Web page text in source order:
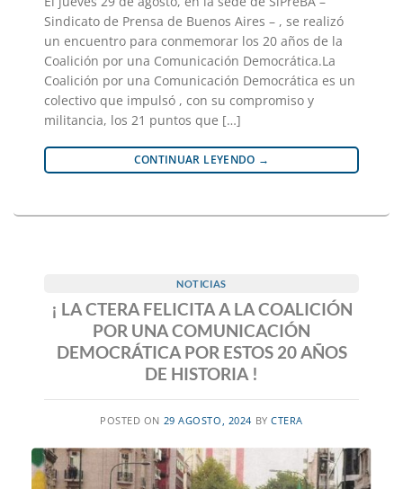
Sindicato de Prensa de Buenos Aires – , se realizó
un encuentro para conmemorar los 20 años de la
Coalición por una Comunicación Democrática.La
Coalición por una Comunicación Democrática es un
colectivo que impulsó , con su compromiso y
militancia, los 21 puntos que […]
CONTINUAR LEYENDO →
NOTICIAS
¡ LA CTERA FELICITA A LA COALICIÓN
POR UNA COMUNICACIÓN
DEMOCRÁTICA POR ESTOS 20 AÑOS
DE HISTORIA !
POSTED ON 29 AGOSTO, 2024 BYCTERA